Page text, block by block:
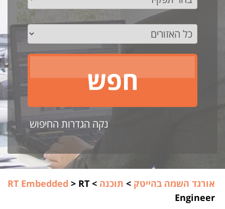
נקה הגדרות החיפוש
אורגד השמה בהייטק > תוכנה >
RT Embedded > RT
Engineer